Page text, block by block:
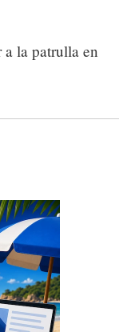
a la patrulla en